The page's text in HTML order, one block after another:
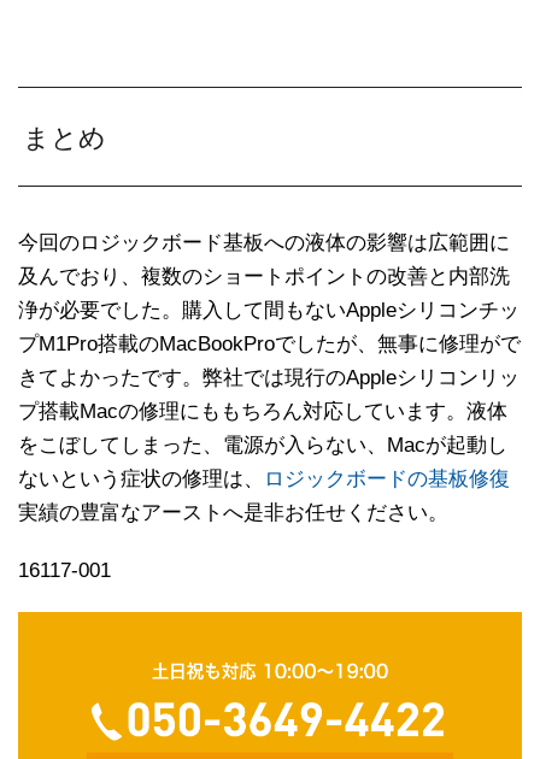
まとめ
今回のロジックボード基板への液体の影響は広範囲に
及んでおり、複数のショートポイントの改善と内部洗
浄が必要でした。購入して間もないAppleシリコンチッ
プM1Pro搭載のMacBookProでしたが、無事に修理がで
きてよかったです。弊社では現行のAppleシリコンリッ
プ搭載Macの修理にももちろん対応しています。液体
をこぼしてしまった、電源が入らない、Macが起動し
ないという症状の修理は、
ロジックボードの基板修復
実績の豊富なアーストへ是非お任せください。
16117-001